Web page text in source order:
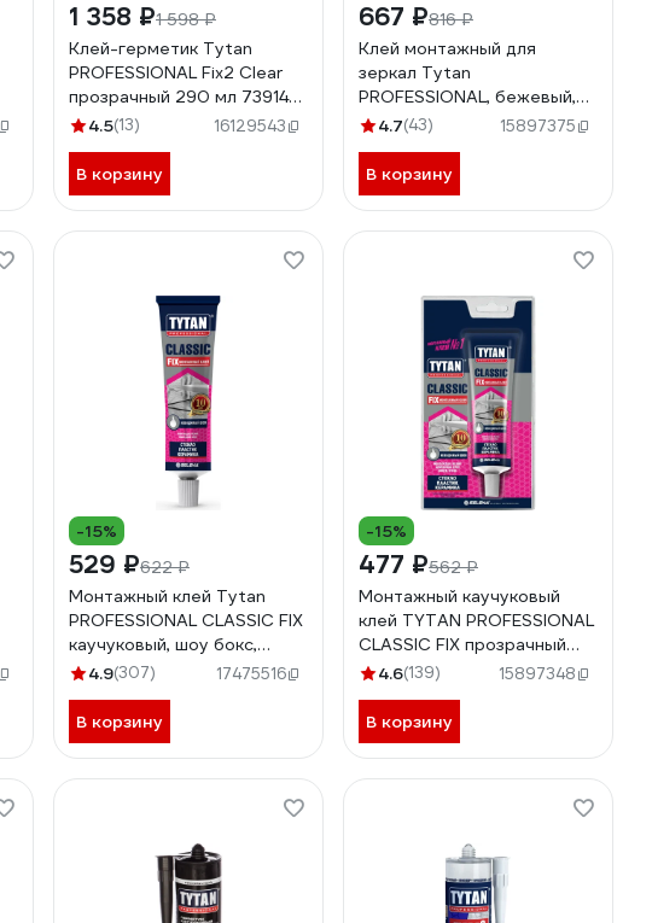
1 358 ₽1 598 ₽
Клей-герметик Tytan
PROFESSIONAL Fix2 Clear
прозрачный 290 мл 73914
211359
4.5(13) 16129543
В корзину
667 ₽816 ₽
Клей монтажный для
зеркал Tytan
PROFESSIONAL, бежевый,
310 мл, 96221, 27103
4.7(43) 15897375
В корзину
-15%
529 ₽622 ₽
Монтажный клей Tytan
PROFESSIONAL CLASSIC FIX
каучуковый, шоу бокс,
прозрачный, 100 мл 72955
4.9(307) 17475516
В корзину
-15%
477 ₽562 ₽
Монтажный каучуковый
клей TYTAN PROFESSIONAL
CLASSIC FIX прозрачный
100 мл 388
4.6(139) 15897348
В корзину